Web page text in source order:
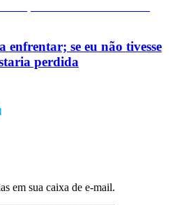
enfrentar; se eu não tivesse
perdida
em sua caixa de e-mail.